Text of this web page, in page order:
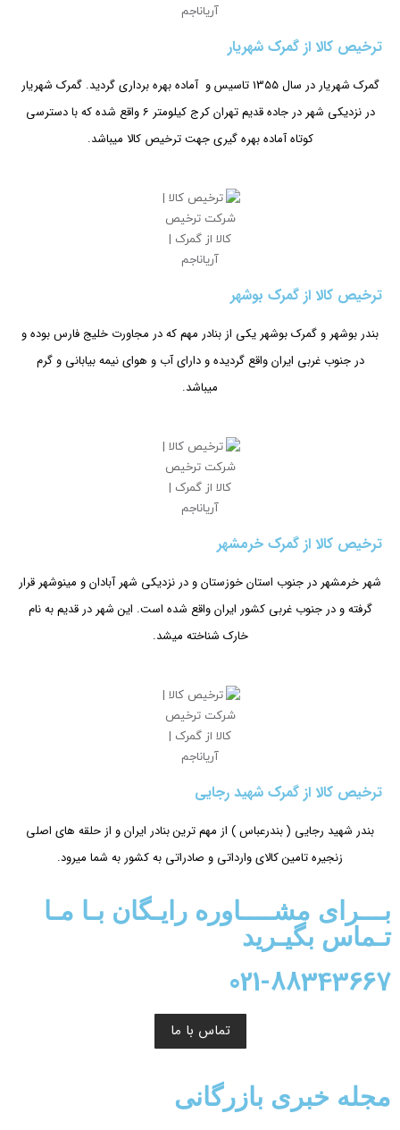
ترخیص کالا از گمرک شهریار
گمرک شهریار در سال 1355 تاسیس و آماده بهره برداری گردید. گمرک شهریار
در نزدیکی شهر در جاده قدیم تهران کرج کیلومتر 6 واقع شده که با دسترسی
کوتاه آماده بهره گیری جهت ترخیص کالا میباشد.
ترخیص کالا از گمرک بوشهر
بندر بوشهر و گمرک بوشهر یکی از بنادر مهم که در مجاورت خلیج فارس بوده و
در جنوب غربی ایران واقع گردیده و دارای آب و هوای نیمه بیابانی و گرم
میباشد.
ترخیص کالا از گمرک خرمشهر
شهر خرمشهر در جنوب استان خوزستان و در نزدیکی شهر آبادان و مینوشهر قرار
گرفته و در جنوب غربی کشور ایران واقع شده است. این شهر در قدیم به نام
خارک شناخته میشد.
ترخیص کالا از گمرک شهید رجایی
بندر شهید رجایی ( بندرعباس ) از مهم ترین بنادر ایران و از حلقه های اصلی
زنجیره تامین کالای وارداتی و صادراتی به کشور به شما میرود.
بـــرای مشــــاوره رایـگان بـا مـا
تـماس بگیـرید
021-88343667
تماس با ما
مجله خبری بازرگانی